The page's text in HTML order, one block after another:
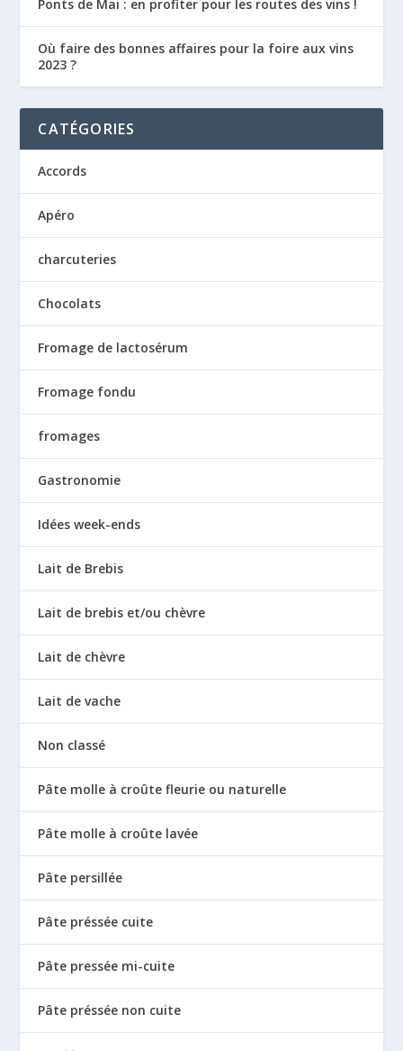
Ponts de Mai : en profiter pour les routes des vins !
Où faire des bonnes affaires pour la foire aux vins
2023 ?
CATÉGORIES
Accords
Apéro
charcuteries
Chocolats
Fromage de lactosérum
Fromage fondu
fromages
Gastronomie
Idées week-ends
Lait de Brebis
Lait de brebis et/ou chèvre
Lait de chèvre
Lait de vache
Non classé
Pâte molle à croûte fleurie ou naturelle
Pâte molle à croûte lavée
Pâte persillée
Pâte préssée cuite
Pâte pressée mi-cuite
Pâte préssée non cuite